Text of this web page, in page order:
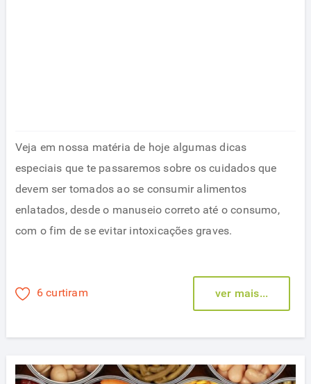
Veja em nossa matéria de hoje algumas dicas
especiais que te passaremos sobre os cuidados que
devem ser tomados ao se consumir alimentos
enlatados, desde o manuseio correto até o consumo,
com o fim de se evitar intoxicações graves.
6 curtiram ver mais...